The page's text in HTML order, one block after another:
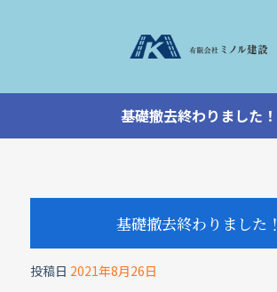
基礎撤去終わりました！
基礎撤去終わりました！
投稿日 2021年8月26日